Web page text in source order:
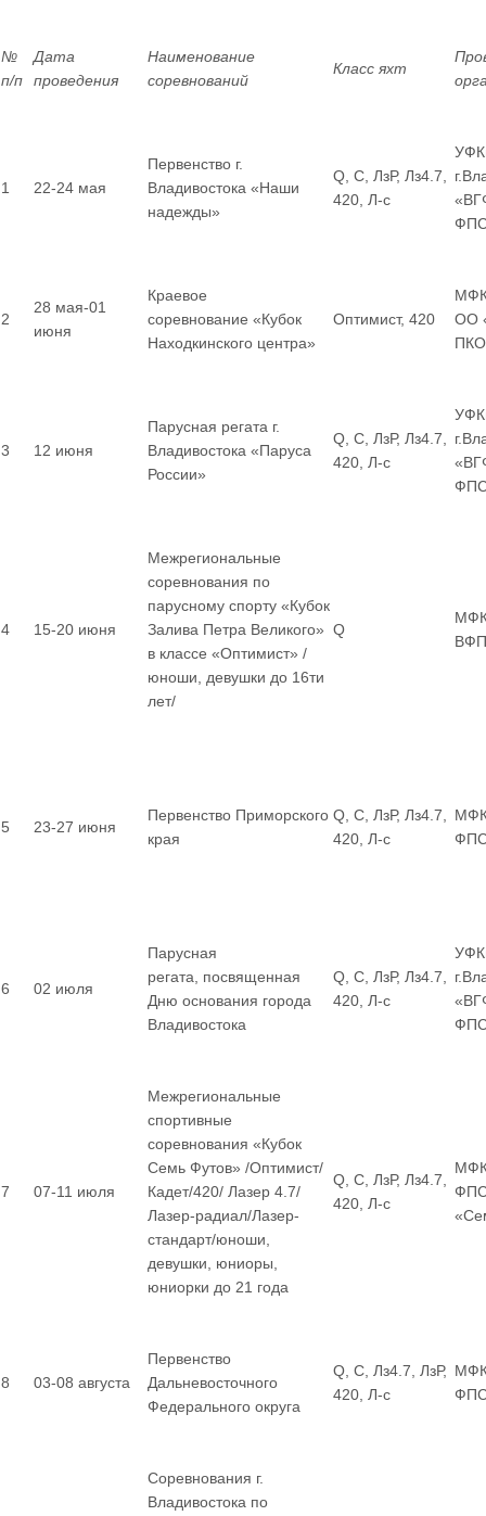
№
п/п
Дата
проведения
Наименование
соревнований
Класс яхт
1 22-24 мая
Первенство г.
Владивостока «Наши
надежды»
Q, С, ЛзР, Лз4.7,
420, Л-с
2
28 мая-01
июня
Краевое
соревнование «Кубок
Находкинского центра»
Оптимист, 420
ОО
3 12 июня
Парусная регата г.
Владивостока «Паруса
России»
Q, С, ЛзР, Лз4.7,
420, Л-с
4 15-20 июня
Межрегиональные
соревнования по
парусному спорту «Кубок
Залива Петра Великого»
в классе «Оптимист» /
юноши, девушки до 16ти
лет/
Q
5 23-27 июня
Первенство Приморского
края
Q, С, ЛзР, Лз4.7,
420, Л-с
6 02 июля
Парусная
регата, посвященная
Дню основания города
Владивостока
Q, С, ЛзР, Лз4.7,
420, Л-с
7 07-11 июля
Межрегиональные
спортивные
соревнования «Кубок
Семь Футов» /Оптимист/
Кадет/420/ Лазер 4.7/
Лазер-радиал/Лазер-
стандарт/юноши,
девушки, юниоры,
юниорки до 21 года
Q, С, ЛзР, Лз4.7,
420, Л-с
8 03-08 августа
Первенство
Дальневосточного
Федерального округа
Q, С, Лз4.7, ЛзР,
420, Л-с
Соревнования г.
Владивостока по